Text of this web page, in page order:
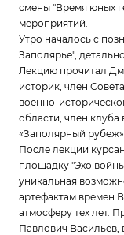
смены "Время юных
мероприятий.
Утро началось с
Заполярье",
Лекцию прочитал
историк, член
военно-
области, член
«Заполярный
После лекции
площадку "Эхо
уникальная
артефактам времен
атмосферу тех лет.
Павлович Васильев,